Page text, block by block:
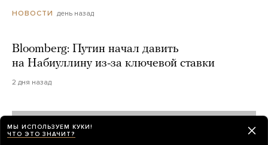
НОВОСТИ день назад
Bloomberg: Путин начал давить
на Набиуллину из-за ключевой ставки
2 дня назад
МЫ ИСПОЛЬЗУЕМ КУКИ!
ЧТО ЭТО ЗНАЧИТ?